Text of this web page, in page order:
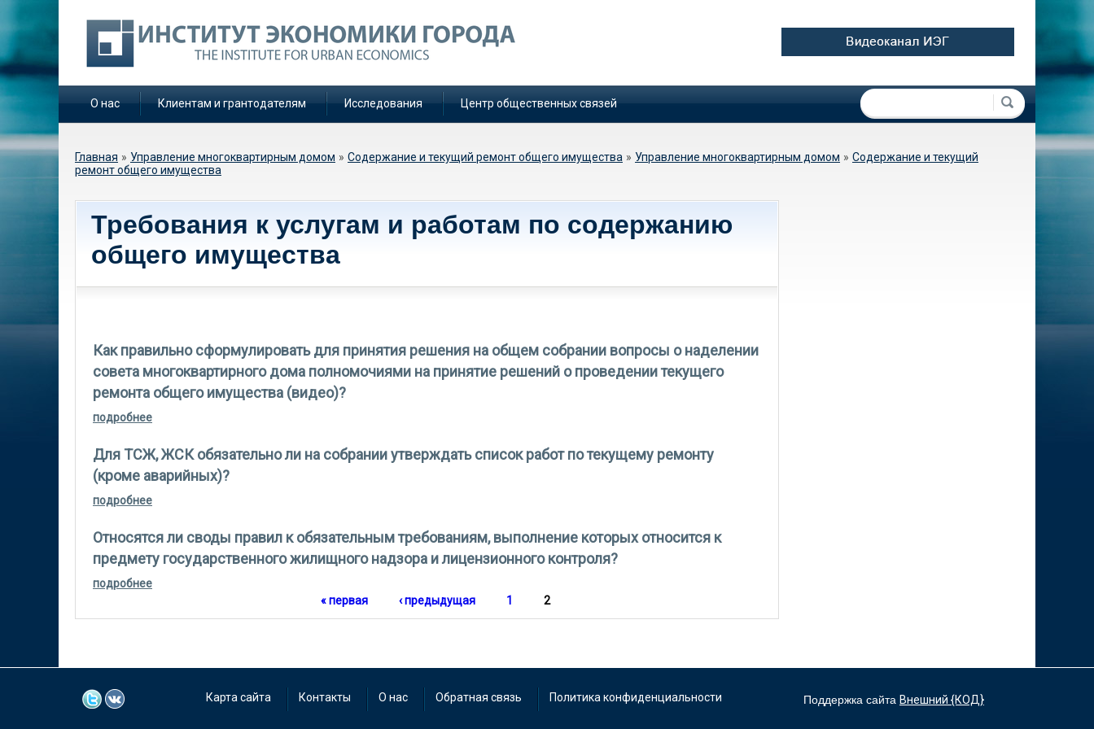
О нас Клиентам и грантодателям Исследования Центр общественных связей Форма поиска
Поиск
Вы здесь
Главная » Управление многоквартирным домом » Содержание и текущий ремонт общего имущества » Управление многоквартирным домом » Содержание и текущий
ремонт общего имущества
Требования к услугам и работам по содержанию
общего имущества
Как правильно сформулировать для принятия решения на общем собрании вопросы о наделении
совета многоквартирного дома полномочиями на принятие решений о проведении текущего
ремонта общего имущества (видео)?
подробнее
Для ТСЖ, ЖСК обязательно ли на собрании утверждать список работ по текущему ремонту
(кроме аварийных)?
подробнее
Относятся ли своды правил к обязательным требованиям, выполнение которых относится к
предмету государственного жилищного надзора и лицензионного контроля?
подробнее
государственного жилищного надзора и лицензионного контроля?
« первая ‹ предыдущая 1 2
Карта сайта Контакты О нас Обратная связь Политика конфиденциальности Поддержка сайта Внешний {КОД}